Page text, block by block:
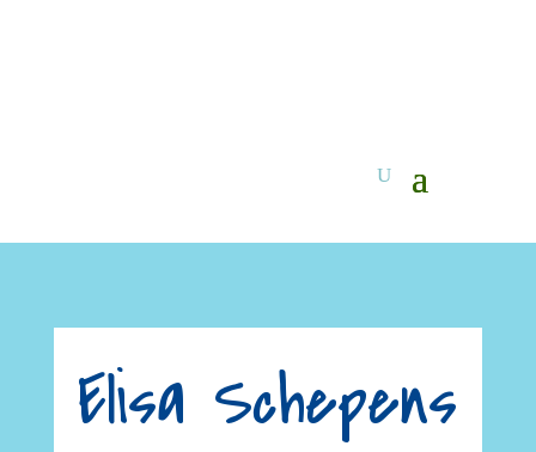
Elisa Schepens